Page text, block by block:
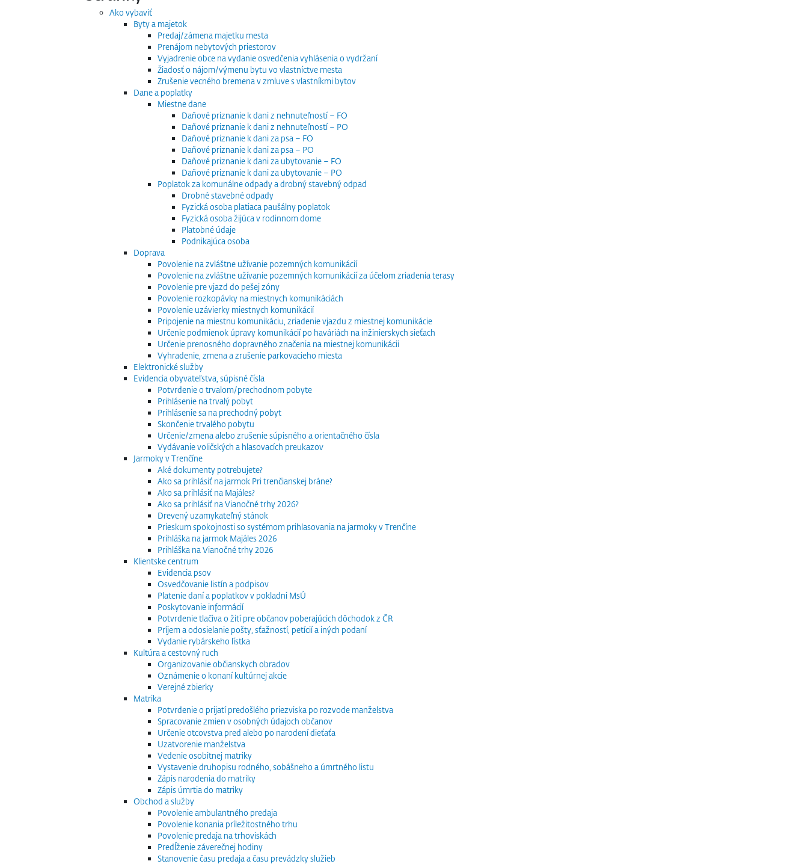
Ako vybaviť
Byty a majetok
Predaj/zámena majetku mesta
Prenájom nebytových priestorov
Vyjadrenie obce na vydanie osvedčenia vyhlásenia o vydržaní
Žiadosť o nájom/výmenu bytu vo vlastníctve mesta
Zrušenie vecného bremena v zmluve s vlastníkmi bytov
Dane a poplatky
Miestne dane
Daňové priznanie k dani z nehnuteľností – FO
Daňové priznanie k dani z nehnuteľností – PO
Daňové priznanie k dani za psa – FO
Daňové priznanie k dani za psa – PO
Daňové priznanie k dani za ubytovanie – FO
Daňové priznanie k dani za ubytovanie – PO
Poplatok za komunálne odpady a drobný stavebný odpad
Drobné stavebné odpady
Fyzická osoba platiaca paušálny poplatok
Fyzická osoba žijúca v rodinnom dome
Platobné údaje
Podnikajúca osoba
Doprava
Povolenie na zvláštne užívanie pozemných komunikácií
Povolenie na zvláštne užívanie pozemných komunikácií za účelom zriadenia terasy
Povolenie pre vjazd do pešej zóny
Povolenie rozkopávky na miestnych komunikáciách
Povolenie uzávierky miestnych komunikácií
Pripojenie na miestnu komunikáciu, zriadenie vjazdu z miestnej komunikácie
Určenie podmienok úpravy komunikácií po haváriách na inžinierskych sieťach
Určenie prenosného dopravného značenia na miestnej komunikácii
Vyhradenie, zmena a zrušenie parkovacieho miesta
Elektronické služby
Evidencia obyvateľstva, súpisné čísla
Potvrdenie o trvalom/prechodnom pobyte
Prihlásenie na trvalý pobyt
Prihlásenie sa na prechodný pobyt
Skončenie trvalého pobytu
Určenie/zmena alebo zrušenie súpisného a orientačného čísla
Vydávanie voličských a hlasovacích preukazov
Jarmoky v Trenčíne
Aké dokumenty potrebujete?
Ako sa prihlásiť na jarmok Pri trenčianskej bráne?
Ako sa prihlásiť na Majáles?
Ako sa prihlásiť na Vianočné trhy 2026?
Drevený uzamykateľný stánok
Prieskum spokojnosti so systémom prihlasovania na jarmoky v Trenčíne
Prihláška na jarmok Majáles 2026
Prihláška na Vianočné trhy 2026
Klientske centrum
Evidencia psov
Osvedčovanie listín a podpisov
Platenie daní a poplatkov v pokladni MsÚ
Poskytovanie informácií
Potvrdenie tlačiva o žití pre občanov poberajúcich dôchodok z ČR
Príjem a odosielanie pošty, sťažností, petícií a iných podaní
Vydanie rybárskeho lístka
Kultúra a cestovný ruch
Organizovanie občianskych obradov
Oznámenie o konaní kultúrnej akcie
Verejné zbierky
Matrika
Potvrdenie o prijatí predošlého priezviska po rozvode manželstva
Spracovanie zmien v osobných údajoch občanov
Určenie otcovstva pred alebo po narodení dieťaťa
Uzatvorenie manželstva
Vedenie osobitnej matriky
Vystavenie druhopisu rodného, sobášneho a úmrtného listu
Zápis narodenia do matriky
Zápis úmrtia do matriky
Obchod a služby
Povolenie ambulantného predaja
Povolenie konania príležitostného trhu
Povolenie predaja na trhoviskách
Predĺženie záverečnej hodiny
Stanovenie času predaja a času prevádzky služieb